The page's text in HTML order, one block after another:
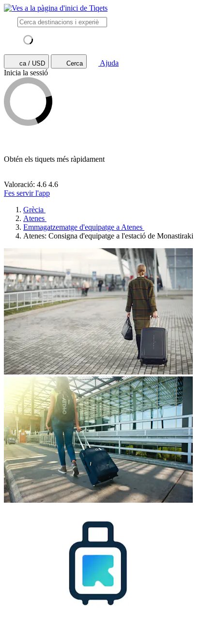
ca / USD Cerca
Ajuda
Inicia la sessió
Obtén els tiquets més ràpidament
Valoració: 4.6 4.6
Fes servir l'app
Grècia
Atenes
Emmagatzematge d'equipatge a Atenes
Atenes: Consigna d'equipatge a l'estació de Monastiraki